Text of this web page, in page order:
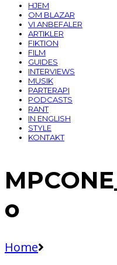
HJEM
OM BLAZAR
VI ANBEFALER
ARTIKLER
FIKTION
FILM
GUIDES
INTERVIEWS
MUSIK
PARTERAPI
PODCASTS
RANT
IN ENGLISH
STYLE
KONTAKT
o
Home